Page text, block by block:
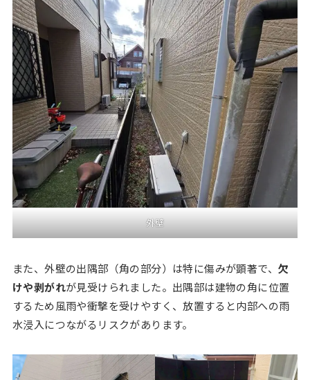
外壁
また、外壁の出隅部（角の部分）は特に傷みが顕著で、 欠
けや剥がれが見受けられました。出隅部は建物の角に位置
するため風雨や衝撃を受けやすく、放置すると内部への雨
水浸入につながるリスクがあります。